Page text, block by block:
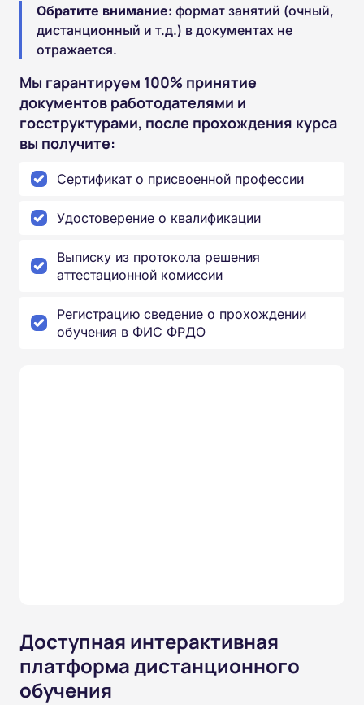
Обратите внимание: формат занятий (очный,
дистанционный и т.д.) в документах не
отражается.
Мы гарантируем 100% принятие
документов работодателями и
госструктурами, после прохождения курса
вы получите:
Сертификат о присвоенной профессии
Удостоверение о квалификации
Выписку из протокола решения
аттестационной комиссии
Регистрацию сведение о прохождении
обучения в ФИС ФРДО
Доступная интерактивная
платформа дистанционного
обучения